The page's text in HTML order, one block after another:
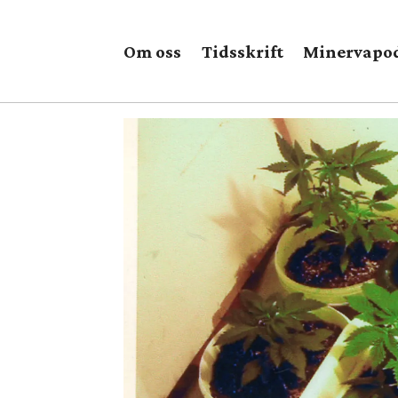
Om oss Tidsskrift